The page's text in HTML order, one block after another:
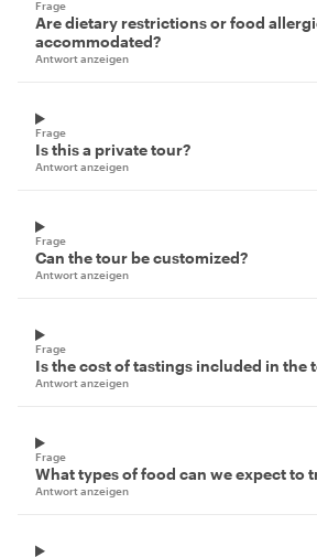
Frage
Are dietary restrictions or food
accommodated?
Antwort anzeigen
Frage
Is this a private tour?
Antwort anzeigen
Frage
Can the tour be customized?
Antwort anzeigen
Frage
Is the cost of tastings included in the
Antwort anzeigen
Frage
What types of food can we expect to
Antwort anzeigen